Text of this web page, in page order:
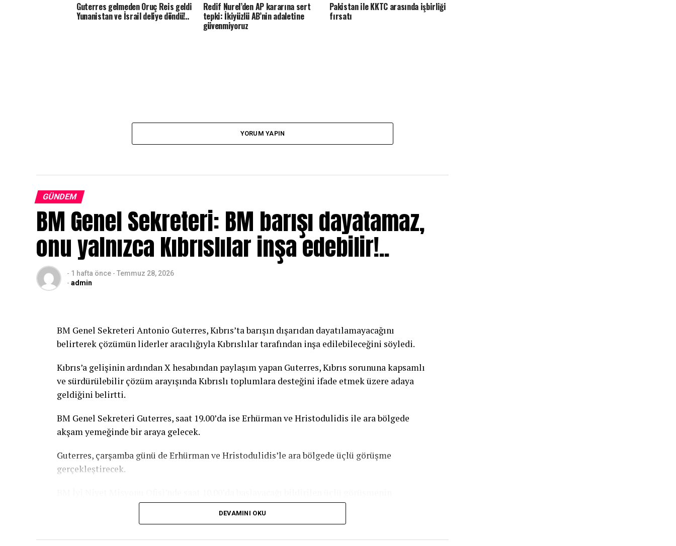
Guterres gelmeden Oruç Reis geldi
Yunanistan ve İsrail deliye döndü!..
Redif Nurel’den AP kararına sert
tepki: İkiyüzlü AB’nin adaletine
güvenmiyoruz
Pakistan ile KKTC arasında işbirliği
fırsatı
YORUM YAPIN
GÜNDEM
BM Genel Sekreteri: BM barışı dayatamaz,
onu yalnızca Kıbrıslılar inşa edebilir!..
- 1 hafta önce - Temmuz 28, 2026
- admin
BM Genel Sekreteri Antonio Guterres, Kıbrıs’ta barışın dışarıdan dayatılamayacağını
belirterek çözümün liderler aracılığıyla Kıbrıslılar tarafından inşa edilebileceğini söyledi.
Kıbrıs’a gelişinin ardından X hesabından paylaşım yapan Guterres, Kıbrıs sorununa kapsamlı
ve sürdürülebilir çözüm arayışında Kıbrıslı toplumlara desteğini ifade etmek üzere adaya
geldiğini belirtti.
BM Genel Sekreteri Guterres, saat 19.00’da ise Erhürman ve Hristodulidis ile ara bölgede
akşam yemeğinde bir araya gelecek.
Guterres, çarşamba günü de Erhürman ve Hristodulidis’le ara bölgede üçlü görüşme
gerçekleştirecek.
ardından Guterres’in basın toplantısı düzenleyeceği öngörülüyor.
Yardımcısı Rosemary DiCarlo, Barış Operasyonlarından Sorumlu Genel Sekreter Yardımcısı
DEVAMINI OKU